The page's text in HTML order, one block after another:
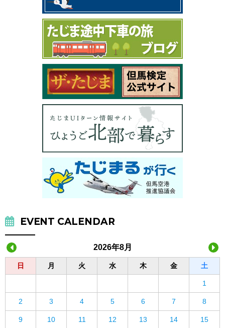
EVENT CALENDAR
2026年8月
日 月 火 水 木 金 土
1
2 3 4 5 6 7 8
9 10 11 12 13 14 15